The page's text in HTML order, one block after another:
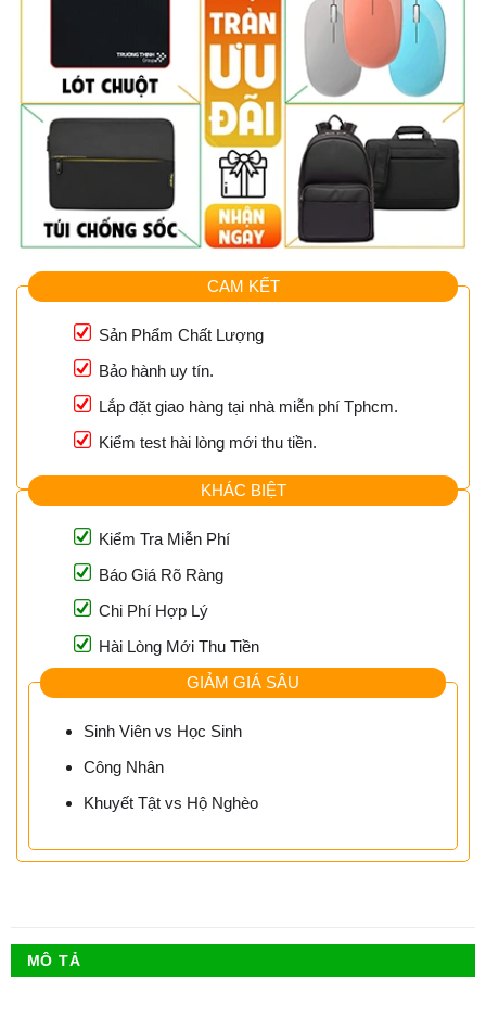
CAM KẾT
Sản Phẩm Chất Lượng
Bảo hành uy tín.
Lắp đặt giao hàng tại nhà miễn phí Tphcm.
Kiểm test hài lòng mới thu tiền.
KHÁC BIỆT
Kiểm Tra Miễn Phí
Báo Giá Rõ Ràng
Chi Phí Hợp Lý
Hài Lòng Mới Thu Tiền
GIẢM GIÁ SÂU
Sinh Viên vs Học Sinh
Công Nhân
Khuyết Tật vs Hộ Nghèo
MÔ TẢ